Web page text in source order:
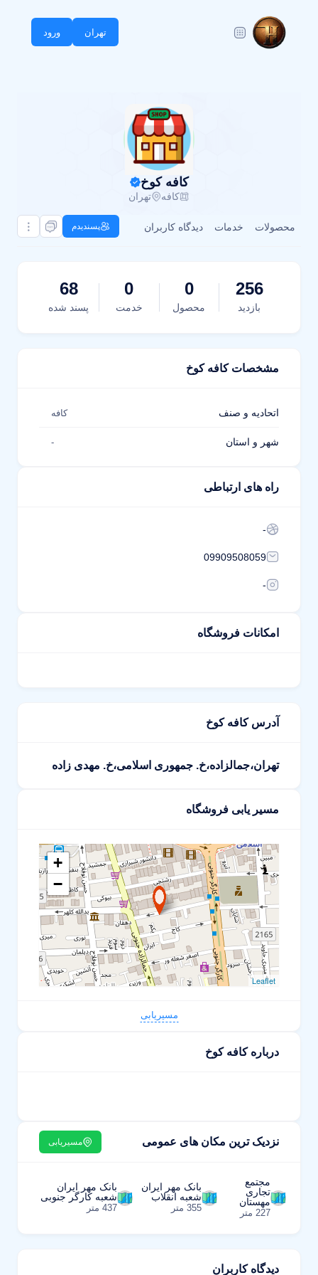
تهران ورود
کافه کوخ
کافه تهران
محصولات خدمات دیدگاه کاربران پسندیدم
256
بازدید
0
محصول
0
خدمت
68
پسند شده
مشخصات کافه کوخ
اتحادیه و صنف کافه
شهر و استان -
راه های ارتباطی
-
09909508059
-
امکانات فروشگاه
آدرس کافه کوخ
تهران،جمالزاده،خ. جمهوری اسلامی،خ. مهدی زاده
مسیر یابی فروشگاه
+
−
Leaflet
مسیریابی
درباره کافه کوخ
نزدیک ترین مکان های عمومی مسیریابی
مجتمع
تجاری
مهستان
227 متر
بانک مهر ایران
شعبه انقلاب
355 متر
بانک مهر ایران
شعبه کارگر جنوبی
437 متر
دیدگاه کاربران